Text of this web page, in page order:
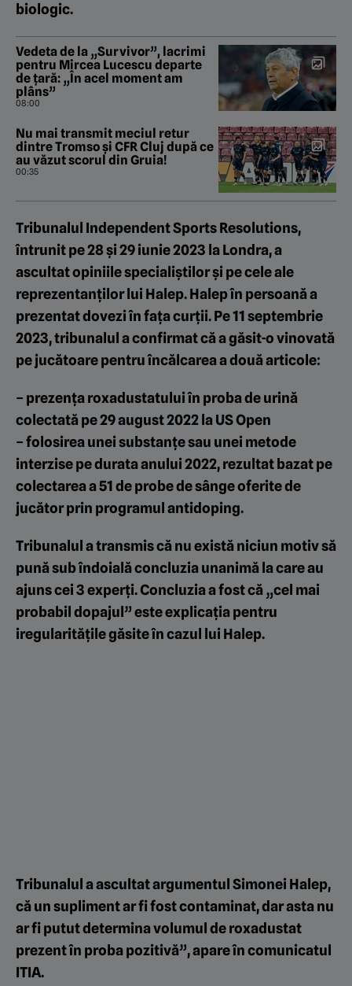
biologic.
Vedeta de la „Survivor”, lacrimi
pentru Mircea Lucescu departe
de țară: „În acel moment am
plâns”
08:00
Nu mai transmit meciul retur
dintre Tromso și CFR Cluj după ce
au văzut scorul din Gruia!
00:35
Tribunalul Independent Sports Resolutions,
întrunit pe 28 și 29 iunie 2023 la Londra, a
ascultat opiniile specialiștilor și pe cele ale
reprezentanților lui Halep. Halep în persoană a
prezentat dovezi în fața curții. Pe 11 septembrie
2023, tribunalul a confirmat că a găsit-o vinovată
pe jucătoare pentru încălcarea a două articole:
– prezența roxadustatului în proba de urină
colectată pe 29 august 2022 la US Open
– folosirea unei substanțe sau unei metode
interzise pe durata anului 2022, rezultat bazat pe
colectarea a 51 de probe de sânge oferite de
jucător prin programul antidoping.
Tribunalul a transmis că nu există niciun motiv să
pună sub îndoială concluzia unanimă la care au
ajuns cei 3 experți. Concluzia a fost că „cel mai
probabil dopajul” este explicația pentru
iregularitățile găsite în cazul lui Halep.
Tribunalul a ascultat argumentul Simonei Halep,
că un supliment ar fi fost contaminat, dar asta nu
ar fi putut determina volumul de roxadustat
prezent în proba pozitivă”, apare în comunicatul
ITIA.